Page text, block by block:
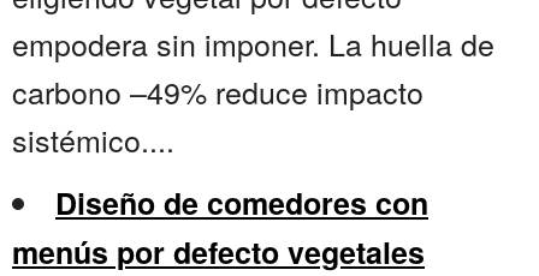
empodera sin imponer. La huella de
carbono –49% reduce impacto
sistémico....
Diseño de comedores con
menús por defecto vegetales